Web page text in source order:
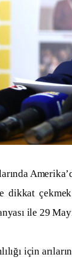
Amerika’da
dikkat
ile 29
için arıların